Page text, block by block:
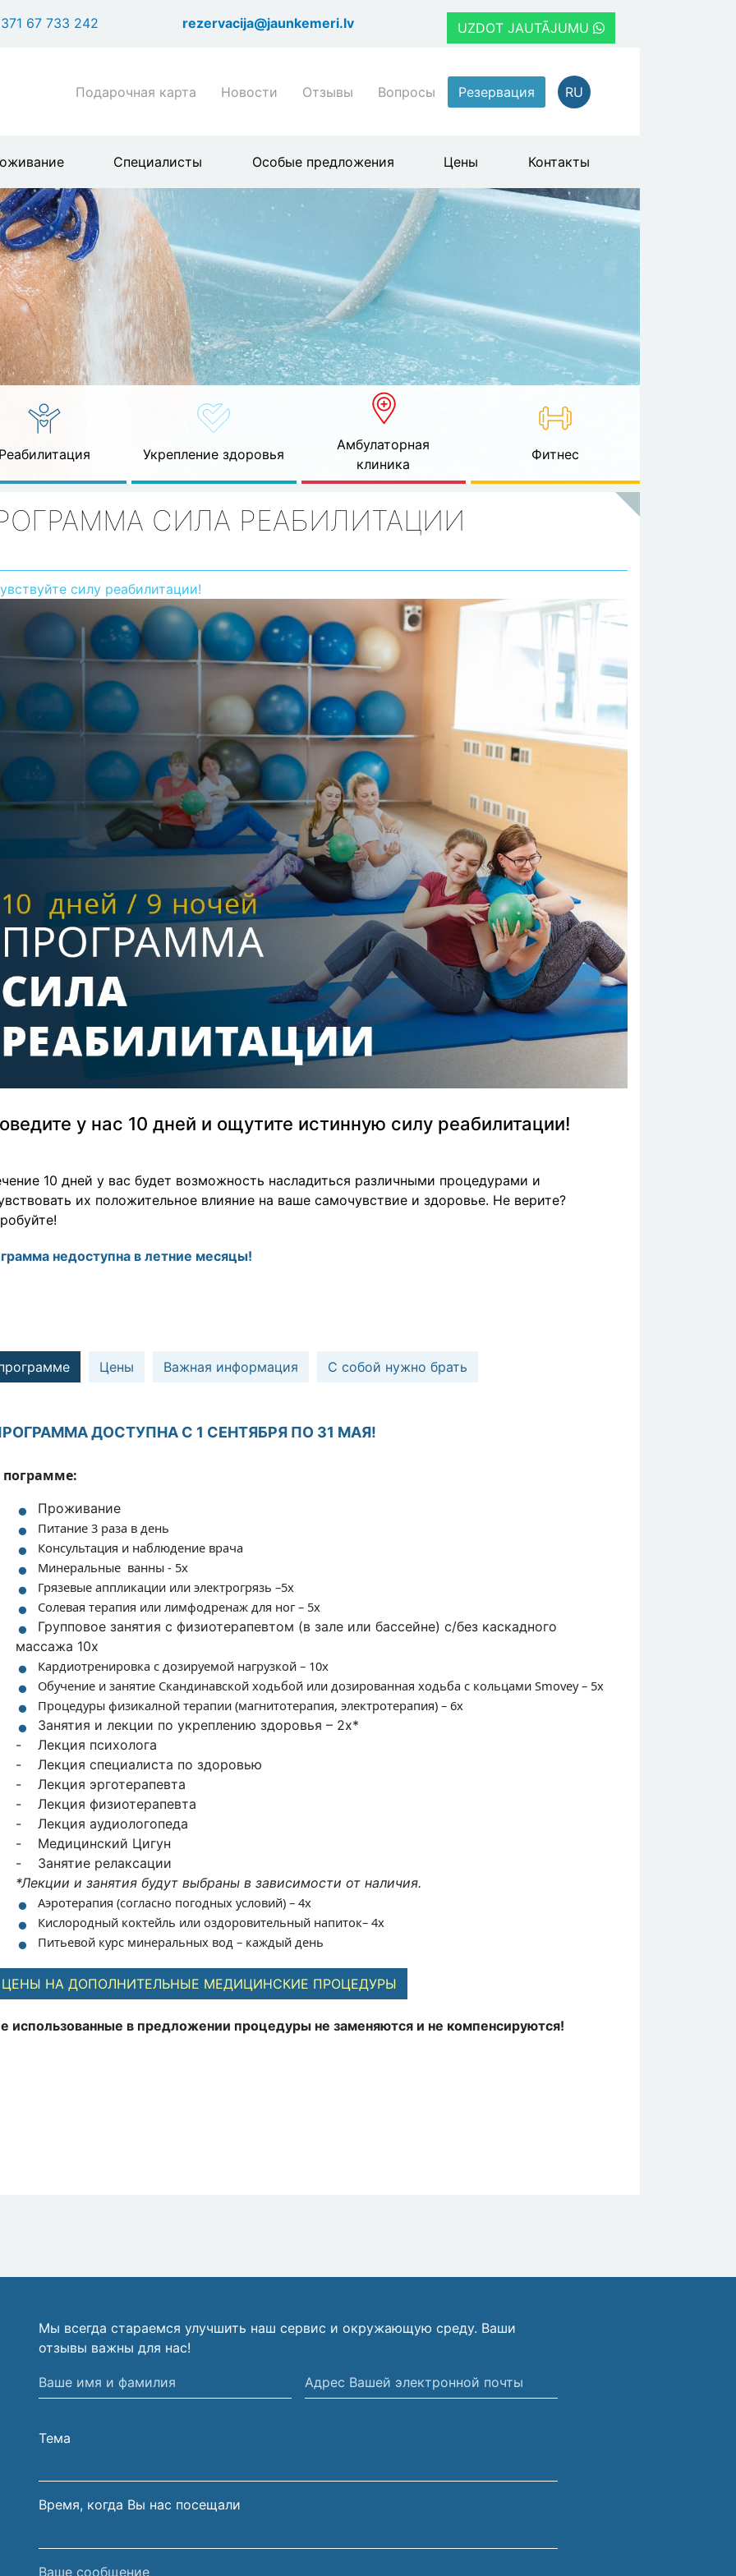
к
67 733 242 rezervacija@jaunkemeri.lv UZDOT JAUTĀJUMU
Shortcuts
menu
Подарочная карта Новости Отзывы Вопросы Резервация RU
Специалисты Особые предложения Цены Контакты
Укрепление здоровья
Амбулаторная
клиника
Фитнес
СИЛА РЕАБИЛИТАЦИИ
силу реабилитации!
у нас 10 дней и ощутите истинную силу реабилитации!
10 дней у вас будет возможность насладиться различными процедурами и
их положительное влияние на ваше самочувствие и здоровье. Не верите?
недоступна в летние месяцы!
Цены Важная информация С собой нужно брать
ДОСТУПНА С 1 СЕНТЯБРЯ ПО 31 МАЯ!
пограмме:
Проживание
Питание 3 раза в день
Консультация и наблюдение врача
Минеральные ванны - 5х
Грязевые аппликации или электрогрязь –5x
Солевая терапия или лимфодренаж для ног – 5x
Групповое занятия с физиотерапевтом (в зале или бассейне) с/без каскадного
массажа 10х
Кардиотренировка с дозируемой нагрузкой – 10x
Обучение и занятие Скандинавской ходьбой или дозированная ходьба с кольцами Smovey – 5x
Процедуры физикалной терапии (магнитотерапия, электротерапия) – 6x
Занятия и лекции по укреплению здоровья – 2х*
- Лекция психолога
- Лекция специалиста по здоровью
- Лекция эрготерапевта
- Лекция физиотерапевта
- Лекция аудиологопеда
- Медицинский Цигун
- Занятие релаксации
*Лекции и занятия будут выбраны в зависимости от наличия.
Аэротерапия (согласно погодных условий) – 4x
Кислородный коктейль или оздоровительный напиток– 4x
Питьевой курс минеральных вод – каждый день
ЦЕНЫ НА ДОПОЛНИТЕЛЬНЫЕ МЕДИЦИНСКИЕ ПРОЦЕДУРЫ
использованные в предложении процедуры не заменяются и не компенсируются!
Мы всегда стараемся улучшить наш сервис и окружающую среду. Ваши
отзывы важны для нас!
Ваше
имя
фамилия
Адрес
Вашей
Тема
Время, когда Вы нас посещали
Ваше